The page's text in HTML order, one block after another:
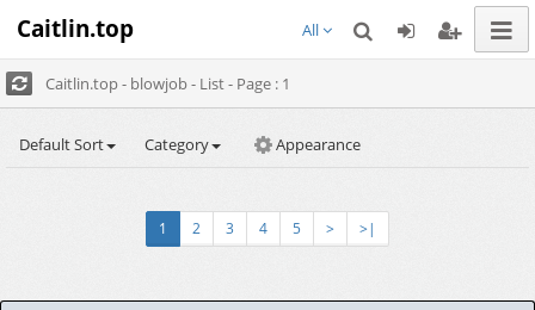
Caitlin.top All
Caitlin.top - blowjob - List - Page : 1
Default Sort Category Appearance
1 2 3 4 5 > >|